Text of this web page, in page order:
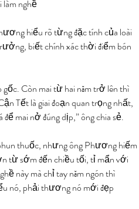
làm nghề
hiểu rõ từng đặc tính của loài
biết chính xác thời điểm bón
Còn mai từ hai năm trở lên thì
Tết là giai đoạn quan trọng nhất,
mai nở đúng dịp,” ông chia sẻ.
thuốc, nhưng ông Phương hiếm
từ sớm đến chiều tối, tỉ mẩn với
này mà chỉ tay năm ngón thì
nó, phải thương nó mới đẹp